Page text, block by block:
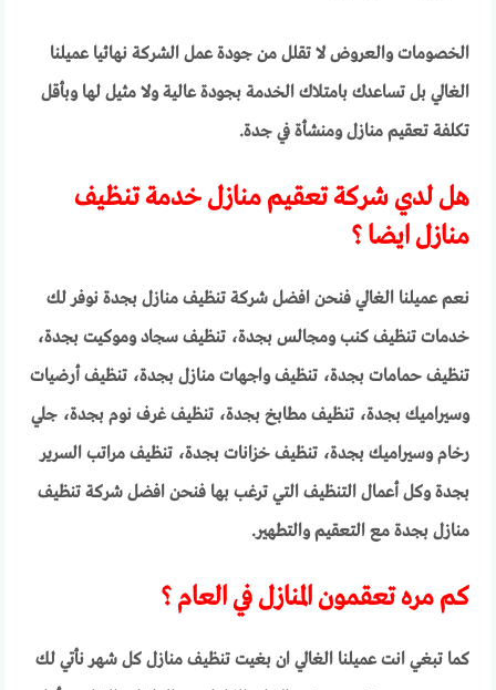
الخصومات والعروض لا تقلل من جودة عمل الشركة نهائيا عميلنا
الغالي بل تساعدك بامتلاك الخدمة بجودة عالية ولا مثيل لها وبأقل
تكلفة تعقيم منازل ومنشأة في جدة.
هل لدي شركة تعقيم منازل خدمة تنظيف
منازل ايضا ؟
نعم عميلنا الغالي فنحن افضل شركة تنظيف منازل بجدة نوفر لك
خدمات تنظيف كنب ومجالس بجدة، تنظيف سجاد وموكيت بجدة،
تنظيف حمامات بجدة، تنظيف واجهات منازل بجدة، تنظيف أرضيات
وسيراميك بجدة، تنظيف مطابخ بجدة، تنظيف غرف نوم بجدة، جلي
رخام وسيراميك بجدة، تنظيف خزانات بجدة، تنظيف مراتب السرير
بجدة وكل أعمال التنظيف التي ترغب بها فنحن افضل شركة تنظيف
منازل بجدة مع التعقيم والتطهير.
كم مره تعقمون المنازل في العام ؟
كما تبغي انت عميلنا الغالي ان بغيت تنظيف منازل كل شهر نأتي لك